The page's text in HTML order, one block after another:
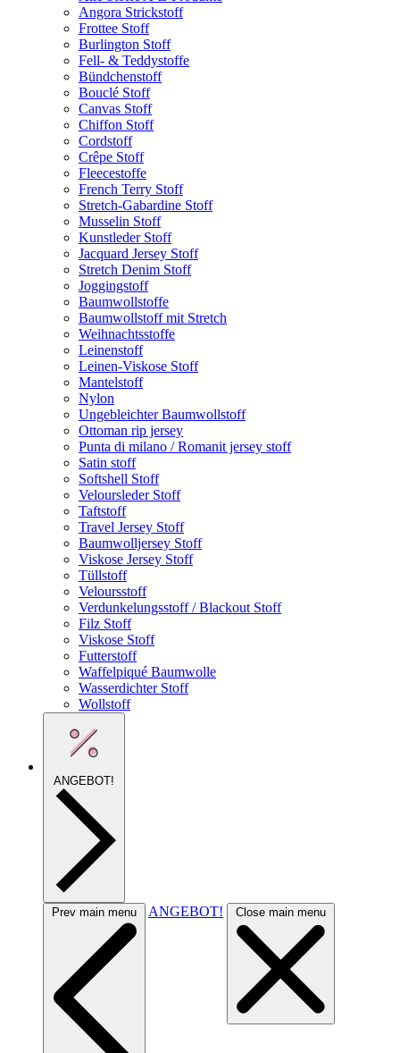
Angora Strickstoff
Frottee Stoff
Burlington Stoff
Fell- & Teddystoffe
Bündchenstoff
Bouclé Stoff
Canvas Stoff
Chiffon Stoff
Cordstoff
Crêpe Stoff
Fleecestoffe
French Terry Stoff
Stretch-Gabardine Stoff
Musselin Stoff
Kunstleder Stoff
Jacquard Jersey Stoff
Stretch Denim Stoff
Joggingstoff
Baumwollstoffe
Baumwollstoff mit Stretch
Weihnachtsstoffe
Leinenstoff
Leinen-Viskose Stoff
Mantelstoff
Nylon
Ungebleichter Baumwollstoff
Ottoman rip jersey
Punta di milano / Romanit jersey stoff
Satin stoff
Softshell Stoff
Veloursleder Stoff
Taftstoff
Travel Jersey Stoff
Baumwolljersey Stoff
Viskose Jersey Stoff
Tüllstoff
Veloursstoff
Verdunkelungsstoff / Blackout Stoff
Filz Stoff
Viskose Stoff
Futterstoff
Waffelpiqué Baumwolle
Wasserdichter Stoff
Wollstoff
ANGEBOT!
Prev main menu ANGEBOT! Close main menu